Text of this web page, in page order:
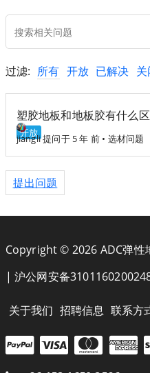
过滤: 所有 开放 已解决 关
塑胶地板和地板胶有什么
开放
jiangli提问于 5 年 前• 选材问题
提出问题
Copyright © 2026 ADC弹性
| 沪公网安备
关于我们 招聘信息 联系方